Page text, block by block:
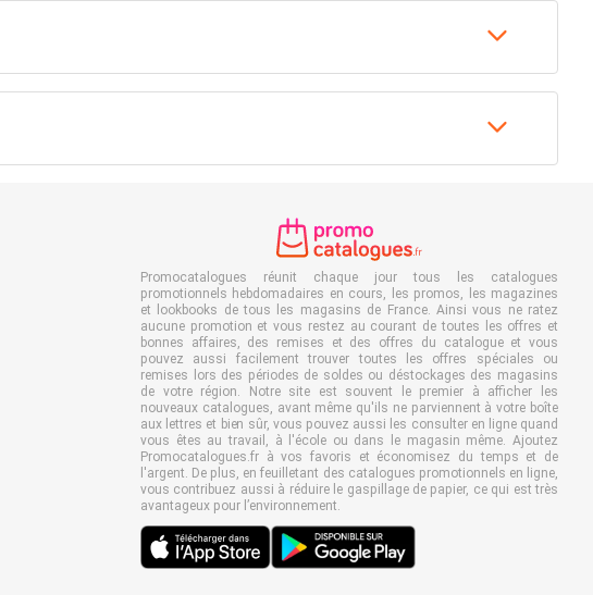
Promocatalogues réunit chaque jour tous les catalogues
promotionnels hebdomadaires en cours, les promos, les magazines
et lookbooks de tous les magasins de France. Ainsi vous ne ratez
aucune promotion et vous restez au courant de toutes les offres et
bonnes affaires, des remises et des offres du catalogue et vous
pouvez aussi facilement trouver toutes les offres spéciales ou
remises lors des périodes de soldes ou déstockages des magasins
de votre région. Notre site est souvent le premier à afficher les
nouveaux catalogues, avant même qu'ils ne parviennent à votre boîte
aux lettres et bien sûr, vous pouvez aussi les consulter en ligne quand
vous êtes au travail, à l'école ou dans le magasin même. Ajoutez
Promocatalogues.fr à vos favoris et économisez du temps et de
l'argent. De plus, en feuilletant des catalogues promotionnels en ligne,
vous contribuez aussi à réduire le gaspillage de papier, ce qui est très
avantageux pour l’environnement.